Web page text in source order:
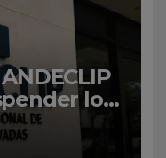
los
tras